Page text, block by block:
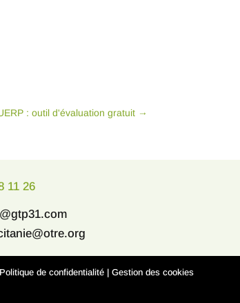
: outil d'évaluation gratuit→
11 26
Politique de confidentialité| Gestion des cookies